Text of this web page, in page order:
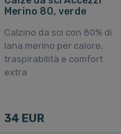
Merino 80, verde
Calzino da sci con 80% di
lana merino per calore,
traspirabilità e comfort
extra
34 EUR